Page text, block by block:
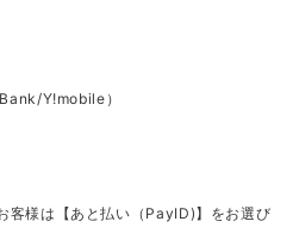
Y!mobile）
客様は【あと払い（PayID)】をお選び